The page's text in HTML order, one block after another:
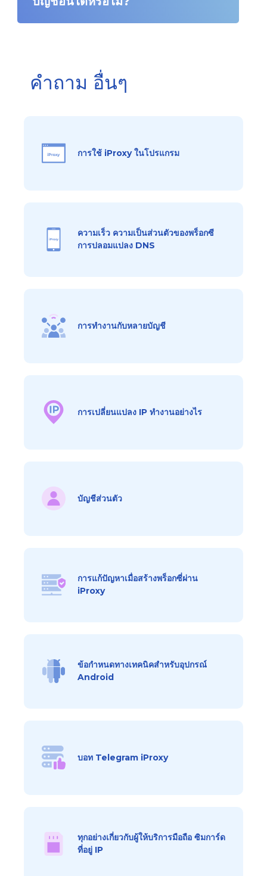
คำถาม อื่นๆ
การใช้ iProxy ในโปรแกรม
ความเร็ว ความเป็นส่วนตัวของพร็อกซี
การปลอมแปลง DNS
การทำงานกับหลายบัญชี
การเปลี่ยนแปลง IP ทำงานอย่างไร
บัญชีส่วนตัว
การแก้ปัญหาเมื่อสร้างพร็อกซี่ผ่าน
iProxy
ข้อกำหนดทางเทคนิคสำหรับอุปกรณ์
Android
บอท Telegram iProxy
ทุกอย่างเกี่ยวกับผู้ให้บริการมือถือ ซิมการ์ด
ที่อยู่ IP